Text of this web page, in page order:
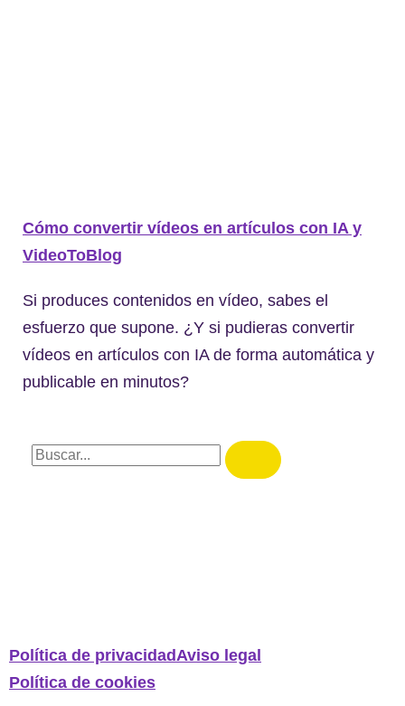
Cómo convertir vídeos en artículos con IA y
VideoToBlog
Si produces contenidos en vídeo, sabes el
esfuerzo que supone. ¿Y si pudieras convertir
vídeos en artículos con IA de forma automática y
publicable en minutos?
Política de privacidadAviso legal
Política de cookies